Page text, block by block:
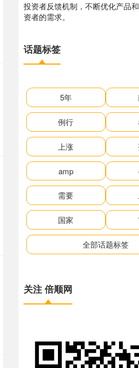
投资者反馈机制，不断优化产品
资者的需求。
话题标签
5年
例行
上涨
amp
需要
国家
全部话题标签
关注 倍顺网